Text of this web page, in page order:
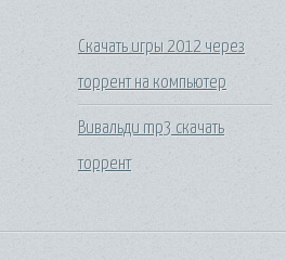
Скачать игры 2012 через
торрент на компьютер
Вивальди mp3 скачать
торрент